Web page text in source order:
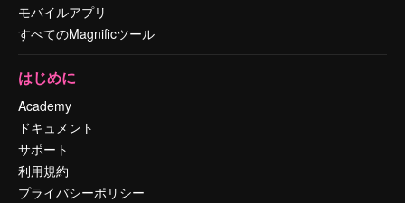
モバイルアプリ
すべてのMagnificツール
はじめに
Academy
ドキュメント
サポート
利用規約
プライバシーポリシー